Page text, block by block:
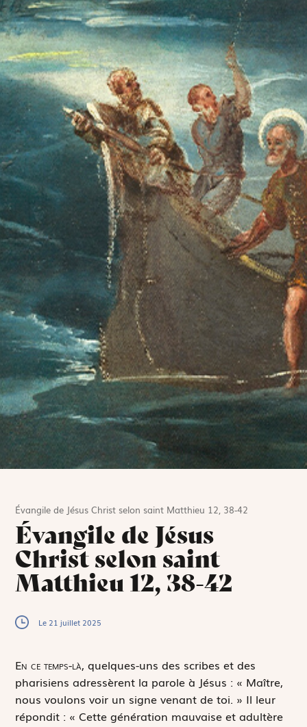
Évangile de Jésus Christ selon saint Matthieu 12, 38-42
Évangile de Jésus
Christ selon saint
Matthieu 12, 38-42
Le 21 juillet 2025
En ce temps-là, quelques-uns des scribes et des
pharisiens adressèrent la parole à Jésus : « Maître,
nous voulons voir un signe venant de toi. » Il leur
répondit : « Cette génération mauvaise et adultère